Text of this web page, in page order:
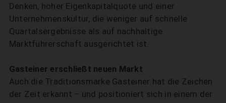
Denken, hoher Eigenkapitalquote und einer
Unternehmenskultur, die weniger auf schnelle
Quartalsergebnisse als auf nachhaltige
Marktführerschaft ausgerichtet ist.
Gasteiner erschließt neuen Markt
Auch die Traditionsmarke Gasteiner hat die Zeichen
der Zeit erkannt – und positioniert sich in einem der